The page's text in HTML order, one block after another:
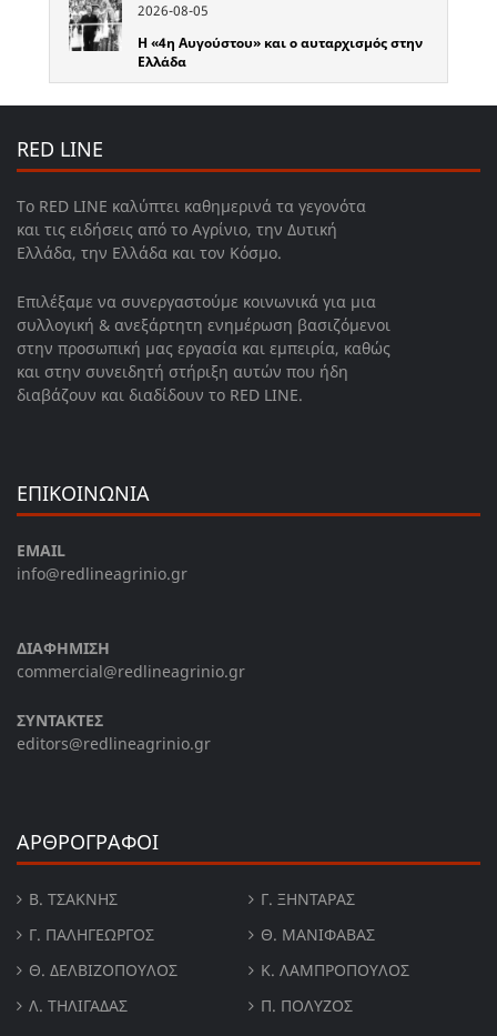
2026-08-05
Η «4η Αυγούστου» και ο αυταρχισμός στην
Ελλάδα
RED LINE
Το RED LINE καλύπτει καθημερινά τα γεγονότα
και τις ειδήσεις από το Αγρίνιο, την Δυτική
Ελλάδα, την Ελλάδα και τον Κόσμο.
Επιλέξαμε να συνεργαστούμε κοινωνικά για μια
συλλογική & ανεξάρτητη ενημέρωση βασιζόμενοι
στην προσωπική μας εργασία και εμπειρία, καθώς
και στην συνειδητή στήριξη αυτών που ήδη
διαβάζουν και διαδίδουν το RED LINE.
ΕΠΙΚΟΙΝΩΝΙΑ
EMAIL
info@redlineagrinio.gr
ΔΙΑΦΗΜΙΣΗ
commercial@redlineagrinio.gr
ΣΥΝΤΑΚΤΕΣ
editors@redlineagrinio.gr
ΑΡΘΡΟΓΡΑΦΟΙ
Β. ΤΣΆΚΝΗΣ
Γ. ΞΗΝΤΆΡΑΣ
Γ. ΠΑΛΗΓΕΏΡΓΟΣ
Θ. ΜΑΝΙΦΑΒΑΣ
Θ. ΔΕΛΒΙΖΌΠΟΥΛΟΣ
Κ. ΛΑΜΠΡΟΠΟΥΛΟΣ
Λ. ΤΗΛΙΓΑΔΑΣ
Π. ΠΟΛΎΖΟΣ